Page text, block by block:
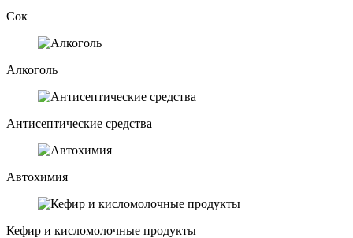
Сок
Алкоголь
Антисептические средства
Автохимия
Кефир и кисломолочные продукты